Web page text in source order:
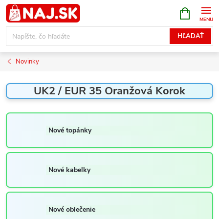
Prejsť
na
obsah
HĽADAŤ
KOŠÍK
Novinky
UK2 / EUR 35 Oranžová Korok
Nové topánky
Nové kabelky
Nové oblečenie